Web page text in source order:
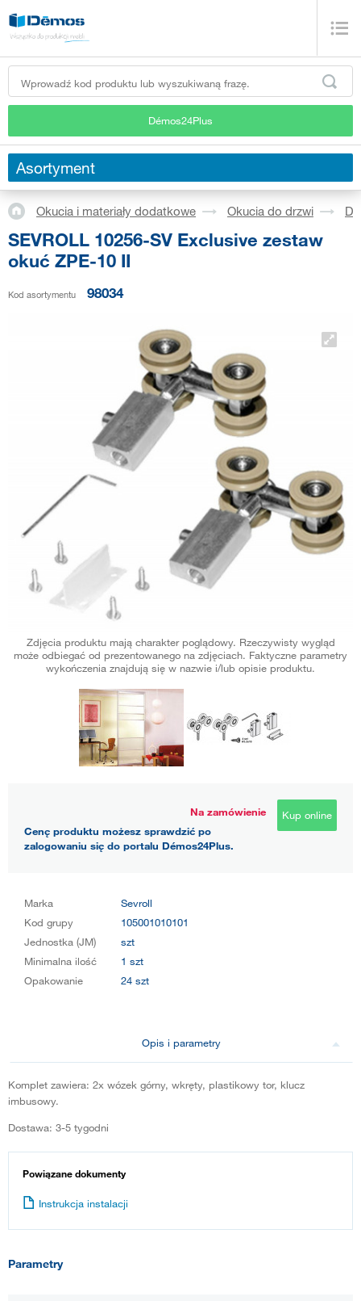
Démos24Plus
Asortyment
Okucia i materiały dodatkowe Okucia do drzwi
SEVROLL 10256-SV Exclusive zestaw
okuć ZPE-10 II
Kod asortymentu 98034
Zdjęcia produktu mają charakter poglądowy. Rzeczywisty wygląd
może odbiegać od prezentowanego na zdjęciach. Faktyczne parametry
wykończenia znajdują się w nazwie i/lub opisie produktu.
Na zamówienie
Cenę produktu możesz sprawdzić po
zalogowaniu się do portalu Démos24Plus.
Kup online
Marka
Sevroll
Kod grupy
105001010101
Jednostka (JM)
szt
Minimalna ilość
1 szt
Opakowanie
24 szt
Opis i parametry
Komplet zawiera: 2x wózek górny, wkręty, plastikowy tor, klucz
imbusowy.
Dostawa: 3-5 tygodni
Powiązane dokumenty
Instrukcja instalacji
Parametry